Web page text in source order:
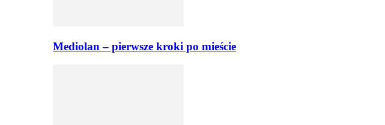
Mediolan – pierwsze kroki po mieście